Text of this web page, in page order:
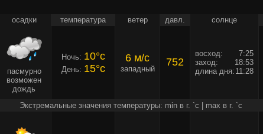
осадки температура ветер давл. солнце
пасмурно
возможен
дождь
Ночь: 10°c
День: 15°c
6 м/c
западный
752
восход:
7:25
заход:
18:53
длина дня: 11:28
Экстремальные значения температуры: min в г. `c | max в г. `c